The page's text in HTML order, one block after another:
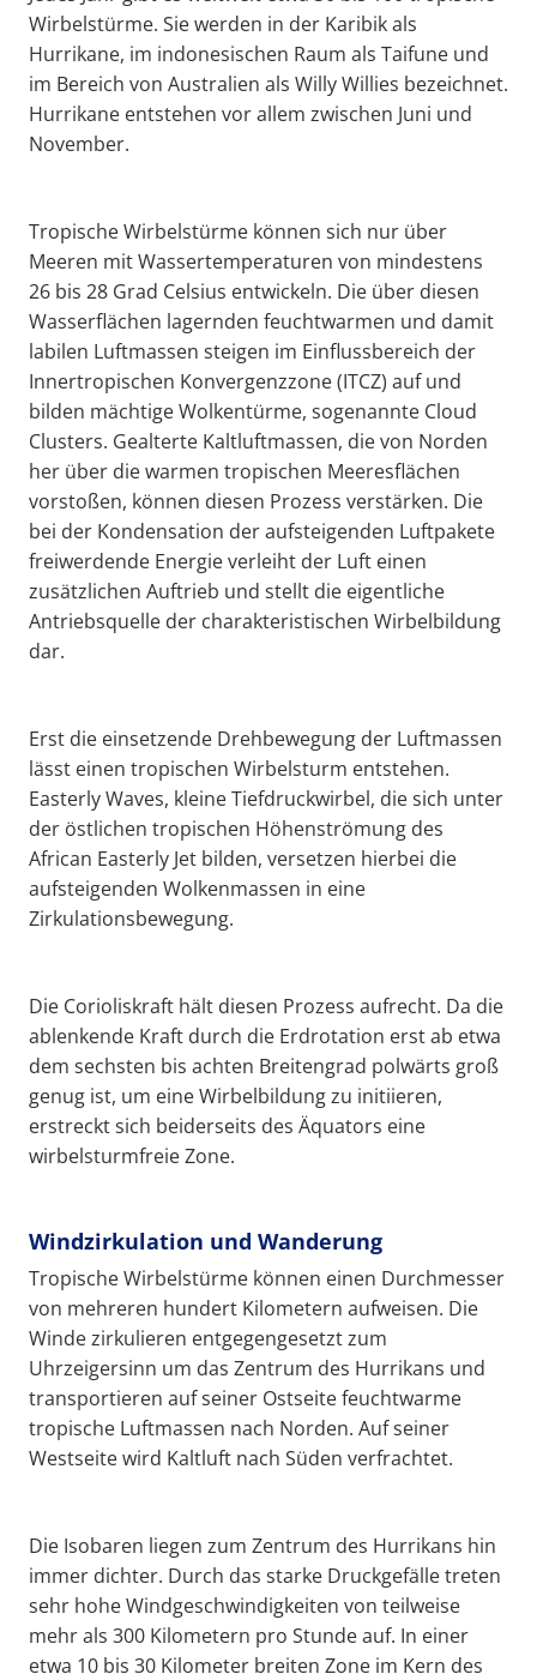
Wirbelstürme. Sie werden in der Karibik als
Hurrikane, im indonesischen Raum als Taifune und
im Bereich von Australien als Willy Willies bezeichnet.
Hurrikane entstehen vor allem zwischen Juni und
November.
Tropische Wirbelstürme können sich nur über
Meeren mit Wassertemperaturen von mindestens
26 bis 28 Grad Celsius entwickeln. Die über diesen
Wasserflächen lagernden feuchtwarmen und damit
labilen Luftmassen steigen im Einflussbereich der
Innertropischen Konvergenzzone (ITCZ) auf und
bilden mächtige Wolkentürme, sogenannte Cloud
Clusters. Gealterte Kaltluftmassen, die von Norden
her über die warmen tropischen Meeresflächen
vorstoßen, können diesen Prozess verstärken. Die
bei der Kondensation der aufsteigenden Luftpakete
freiwerdende Energie verleiht der Luft einen
zusätzlichen Auftrieb und stellt die eigentliche
Antriebsquelle der charakteristischen Wirbelbildung
dar.
Erst die einsetzende Drehbewegung der Luftmassen
lässt einen tropischen Wirbelsturm entstehen.
Easterly Waves, kleine Tiefdruckwirbel, die sich unter
der östlichen tropischen Höhenströmung des
African Easterly Jet bilden, versetzen hierbei die
aufsteigenden Wolkenmassen in eine
Zirkulationsbewegung.
Die Corioliskraft hält diesen Prozess aufrecht. Da die
ablenkende Kraft durch die Erdrotation erst ab etwa
dem sechsten bis achten Breitengrad polwärts groß
genug ist, um eine Wirbelbildung zu initiieren,
erstreckt sich beiderseits des Äquators eine
wirbelsturmfreie Zone.
Windzirkulation und Wanderung
Tropische Wirbelstürme können einen Durchmesser
von mehreren hundert Kilometern aufweisen. Die
Winde zirkulieren entgegengesetzt zum
Uhrzeigersinn um das Zentrum des Hurrikans und
transportieren auf seiner Ostseite feuchtwarme
tropische Luftmassen nach Norden. Auf seiner
Westseite wird Kaltluft nach Süden verfrachtet.
Die Isobaren liegen zum Zentrum des Hurrikans hin
immer dichter. Durch das starke Druckgefälle treten
sehr hohe Windgeschwindigkeiten von teilweise
mehr als 300 Kilometern pro Stunde auf. In einer
etwa 10 bis 30 Kilometer breiten Zone im Kern des